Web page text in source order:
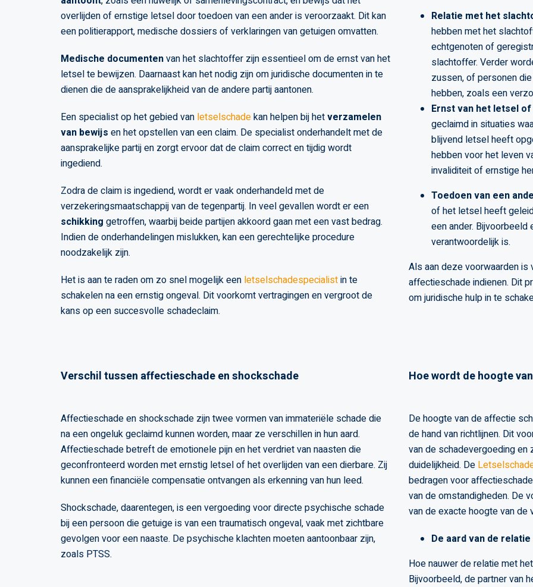
overlijden of ernstige letsel door toedoen van een ander is veroorzaakt. Dit kan
een politierapport, medische dossiers of verklaringen van getuigen omvatten.
Medische documentenvan het slachtoffer zijn essentieel om de ernst van het
letsel te bewijzen. Daarnaast kan het nodig zijn om juridische documenten in te
dienen die de aansprakelijkheid van de andere partij aantonen.
Een specialist op het gebied van letselschadekan helpen bij hetverzamelen
van bewijs en het opstellen van een claim. De specialist onderhandelt met de
aansprakelijke partij en zorgt ervoor dat de claim correct en tijdig wordt
ingediend.
Zodra de claim is ingediend, wordt er vaak onderhandeld met de
verzekeringsmaatschappij van de tegenpartij. In veel gevallen wordt er een
schikking getroffen, waarbij beide partijen akkoord gaan met een vast bedrag.
Indien de onderhandelingen mislukken, kan een gerechtelijke procedure
noodzakelijk zijn.
Het is aan te raden om zo snel mogelijk een letselschadespecialistin te
schakelen na een ernstig ongeval. Dit voorkomt vertragingen en vergroot de
kans op een succesvolle schadeclaim.
Relatie met het
hebben met het
echtgenoten of
slachtoffer. Verder
zussen, of personen
hebben, zoals een
Ernst van het letsel
geclaimd in situaties
blijvend letsel heeft
hebben voor het leven
invaliditeit of ernstige
Toedoen van een
of het letsel heeft
een ander. Bijvoorbeeld
verantwoordelijk is.
Als aan deze voorwaarden is
affectieschade indienen. Dit
om juridische hulp in te
Verschil tussen affectieschade en shockschade
Affectieschade en shockschade zijn twee vormen van immateriële schade die
na een ongeluk geclaimd kunnen worden, maar ze verschillen in hun aard.
Affectieschade betreft de emotionele pijn en het verdriet van naasten die
geconfronteerd worden met ernstig letsel of het overlijden van een dierbare. Zij
kunnen een financiële compensatie ontvangen als erkenning van hun leed.
Shockschade, daarentegen, is een vergoeding voor directe psychische schade
bij een persoon die getuige is van een traumatisch ongeval, vaak met zichtbare
gevolgen voor een naaste. De psychische klachten moeten aantoonbaar zijn,
zoals PTSS​​.
Hoe wordt de hoogte
De hoogte van de affectie
de hand van richtlijnen. Dit
van de schadevergoeding
duidelijkheid. De
bedragen voor
van de omstandigheden. De
van de exacte hoogte van de
De aard van de relatie
Hoe nauwer de relatie met
Bijvoorbeeld, de partner van